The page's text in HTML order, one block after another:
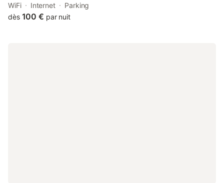
WiFi and free private parking. Set 17 km from Le Palais des
Evêques de Quimper, the property features a garden.
WiFi Internet
Parking
dès 100 € par nuit